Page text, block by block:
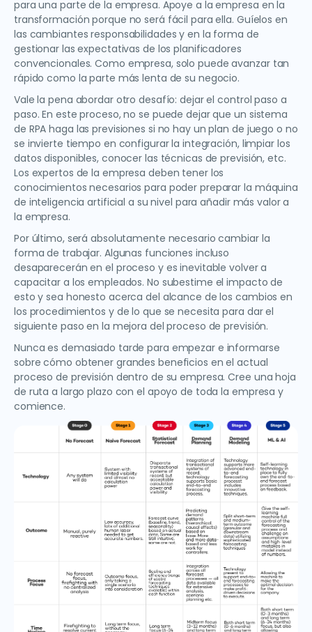
para una parte de la empresa. Apoye a la empresa en la
transformación porque no será fácil para ella. Guíelos en
las cambiantes responsabilidades y en la forma de
gestionar las expectativas de los planificadores
convencionales. Como empresa, solo puede avanzar tan
rápido como la parte más lenta de su negocio.
Vale la pena abordar otro desafío: dejar el control paso a
paso. En este proceso, no se puede dejar que un sistema
de RPA haga las previsiones si no hay un plan de juego o no
se invierte tiempo en configurar la integración, limpiar los
datos disponibles, conocer las técnicas de previsión, etc.
Los expertos de la empresa deben tener los
conocimientos necesarios para poder preparar la máquina
de inteligencia artificial a su nivel para añadir más valor a
la empresa.
Por último, será absolutamente necesario cambiar la
forma de trabajar. Algunas funciones incluso
desaparecerán en el proceso y es inevitable volver a
capacitar a los empleados. No subestime el impacto de
esto y sea honesto acerca del alcance de los cambios en
los procedimientos y de lo que se necesita para dar el
siguiente paso en la mejora del proceso de previsión.
Nunca es demasiado tarde para empezar e informarse
sobre cómo obtener grandes beneficios en el actual
proceso de previsión dentro de su empresa. Cree una hoja
de ruta a largo plazo con el apoyo de toda la empresa y
comience.